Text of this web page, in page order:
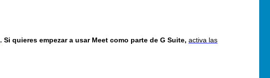
.Si quieres empezar a usar Meet como parte de G Suite,activa las